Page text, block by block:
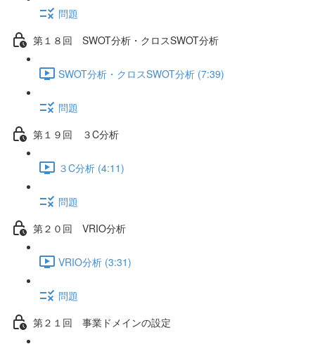
問題
第１８回 SWOT分析・クロスSWOT分析
SWOT分析・クロスSWOT分析 (7:39)
問題
第１９回 ３C分析
３C分析 (4:11)
問題
第２０回 VRIO分析
VRIO分析 (3:31)
問題
第２１回 事業ドメインの設定